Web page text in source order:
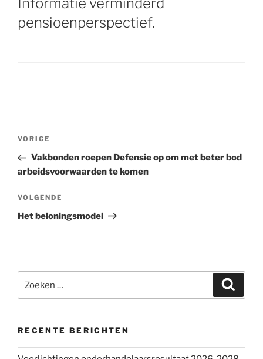
pensioenperspectief.
Bericht
Vorig
bericht
VORIGE
Vakbonden roepen Defensie op om met beter bod
arbeidsvoorwaarden te komen
Volgend
bericht
VOLGENDE
Het beloningsmodel
naar:
RECENTE BERICHTEN